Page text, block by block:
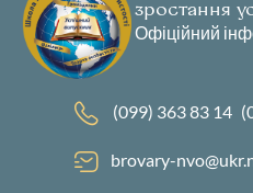
зростання
Офіційний
(099) 363 83 14
brovary-